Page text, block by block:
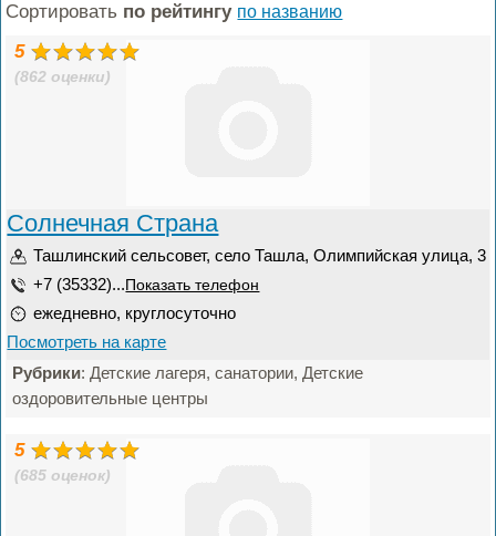
Сортировать по рейтингу по названию
5
(862 оценки)
Солнечная Страна
Ташлинский сельсовет, село Ташла, Олимпийская улица, 3
+7 (35332)... Показать телефон
ежедневно, круглосуточно
Посмотреть на карте
Рубрики: Детские лагеря, санатории, Детские
оздоровительные центры
5
(685 оценок)